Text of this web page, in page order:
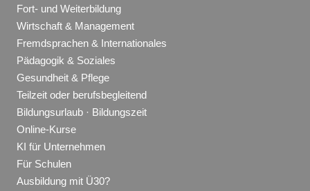
Fort- und Weiterbildung
Wirtschaft & Management
Fremdsprachen & Internationales
Pädagogik & Soziales
Gesundheit & Pflege
Teilzeit oder berufsbegleitend
Bildungsurlaub · Bildungszeit
Online-Kurse
KI für Unternehmen
Für Schulen
Ausbildung mit Ü30?